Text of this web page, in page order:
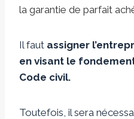
la garantie de parfait
Il faut assigner
en visant le
Code civil.
Toutefois, il sera